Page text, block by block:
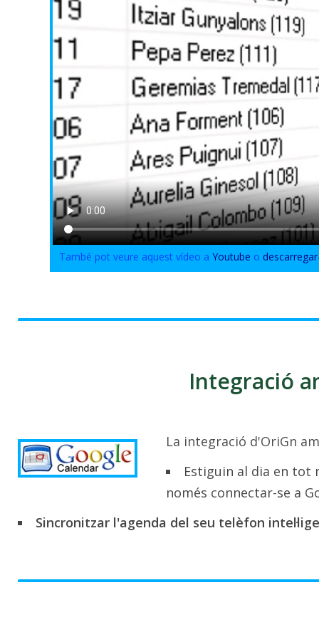
També pot veure aquest vídeo aYoutube o
Integració
La integració d'OriGn
Estiguin al dia en tot
només connectar-se a
Sincronitzar l'agenda del seu telèfon